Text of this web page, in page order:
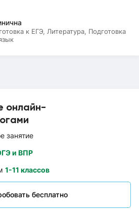
онлайн-
занятие
и ВПР
1-11 классов
бесплатно
к ЕГЭ, Литература, Подготовка